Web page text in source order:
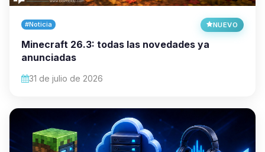
#Noticia NUEVO
Minecraft 26.3: todas las novedades ya
anunciadas
31 de julio de 2026